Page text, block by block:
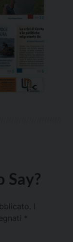
Say?
*